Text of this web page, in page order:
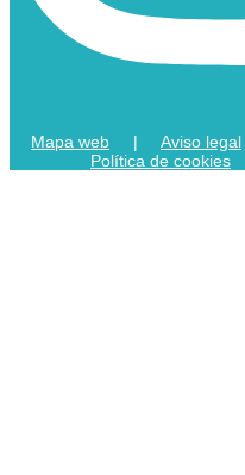
Mapa web | Aviso legal
Política de cookies